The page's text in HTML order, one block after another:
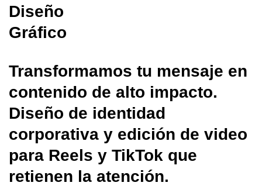
Diseño
Gráfico
Transformamos tu mensaje en
contenido de alto impacto.
Diseño de identidad
corporativa y edición de video
para Reels y TikTok que
retienen la atención.